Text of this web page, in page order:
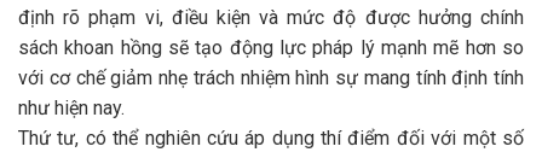
định rõ phạm vi, điều kiện và mức độ được hưởng chính
sách khoan hồng sẽ tạo động lực pháp lý mạnh mẽ hơn so
với cơ chế giảm nhẹ trách nhiệm hình sự mang tính định tính
như hiện nay.
Thứ tư, có thể nghiên cứu áp dụng thí điểm đối với một số